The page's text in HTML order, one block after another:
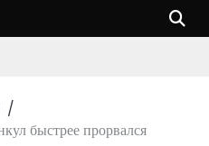
быстрее прорвался